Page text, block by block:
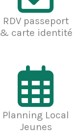
RDV passeport
& carte identité
Planning Local
Jeunes